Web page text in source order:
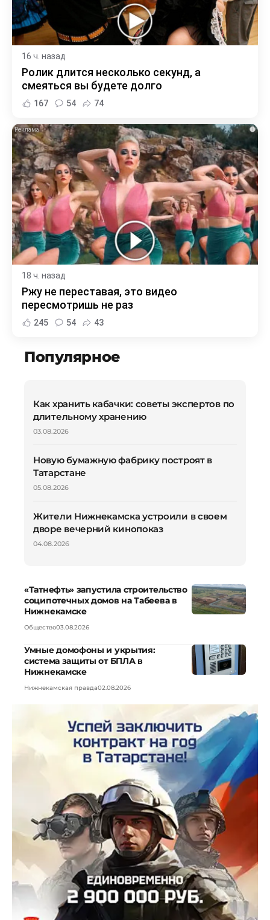
16 ч. назад
Ролик длится несколько секунд, а
смеяться вы будете долго
167 54 74
i
18 ч. назад
Ржу не переставая, это видео
пересмотришь не раз
245 54 43
Популярное
Как хранить кабачки: советы экспертов по
длительному хранению
03.08.2026
Новую бумажную фабрику построят в
Татарстане
05.08.2026
Жители Нижнекамска устроили в своем
дворе вечерний кинопоказ
04.08.2026
«Татнефть» запустила строительство
соципотечных домов на Табеева в
Нижнекамске
Общество03.08.2026
Умные домофоны и укрытия:
система защиты от БПЛА в
Нижнекамске
Нижнекамская правда02.08.2026